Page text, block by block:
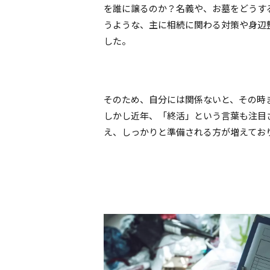
を誰に譲るのか？名義や、お墓をどうす
うような、主に相続に関わる対策や身辺
した。
そのため、自分には関係ないと、その
しかし近年、「終活」という言葉も注
え、しっかりと準備される方が増えてお